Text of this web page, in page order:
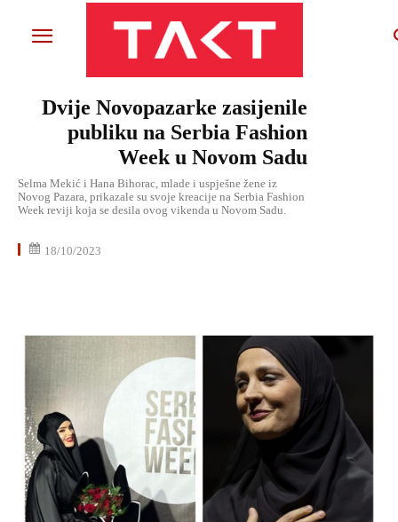
Dvije Novopazarke zasijenile
publiku na Serbia Fashion
Week u Novom Sadu
Selma Mekić i Hana Bihorac, mlade i uspješne žene iz
Novog Pazara, prikazale su svoje kreacije na Serbia Fashion
Week reviji koja se desila ovog vikenda u Novom Sadu.
18/10/2023